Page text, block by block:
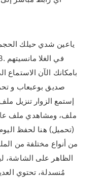
صديق بوعبعاب و
إستمع الزوار تنزيل
(تحميل) هنا لحفظ
من أنواع مختلفة من
مُنسدلة، تحتوي